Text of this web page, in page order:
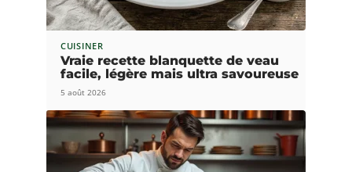
CUISINER
Vraie recette blanquette de veau
facile, légère mais ultra savoureuse
5 août 2026